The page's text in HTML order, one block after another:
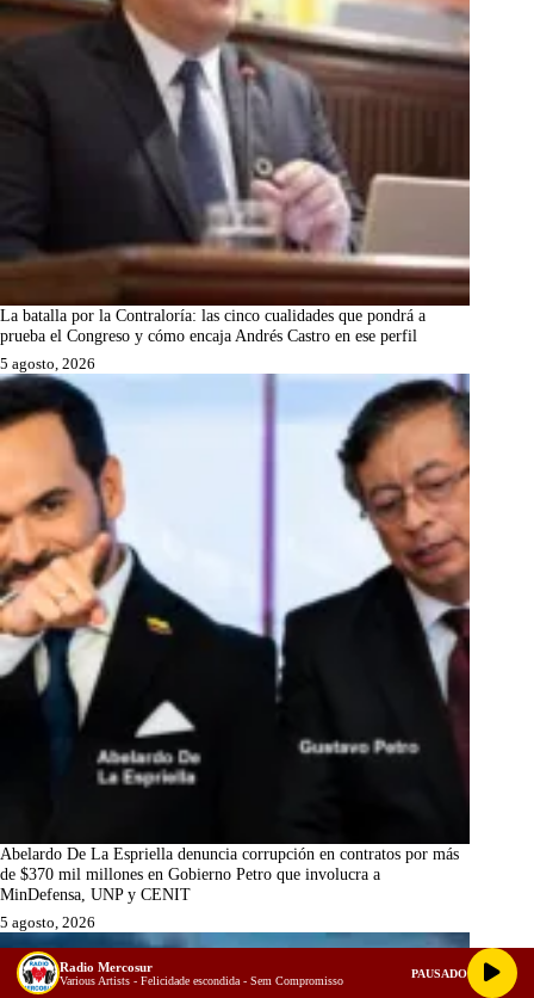
La batalla por la Contraloría: las cinco cualidades que pondrá a
prueba el Congreso y cómo encaja Andrés Castro en ese perfil
5 agosto, 2026
Abelardo De La Espriella denuncia corrupción en contratos por más
de $370 mil millones en Gobierno Petro que involucra a
MinDefensa, UNP y CENIT
5 agosto, 2026
Radio Mercosur
Various Artists - Felicidade escondida - Sem Compromisso
PAUSADO